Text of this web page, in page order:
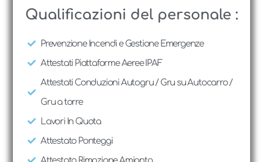
Qualificazioni del personale :
Prevenzione Incendi e Gestione Emergenze
Attestati Piattaforme Aeree IPAF
Attestati Conduzioni Autogru / Gru su Autocarro /
Gru a torre
Lavori In Quota
Attestato Ponteggi